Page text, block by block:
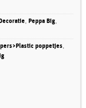
Decoratie, Peppa Big,
poppetjes,